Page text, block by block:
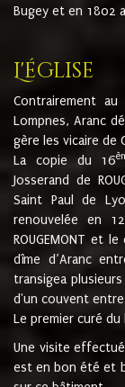
Bugey et en 1802
L'église
Contrairement
Lompnes, Aranc
gère les vicaire de
La copie du 16
Josserand de
Saint Paul de
renouvelée en
ROUGEMONT et
dîme d’Aranc
transigea
d'un couvent
Le premier curé
Une visite
est en bon été et